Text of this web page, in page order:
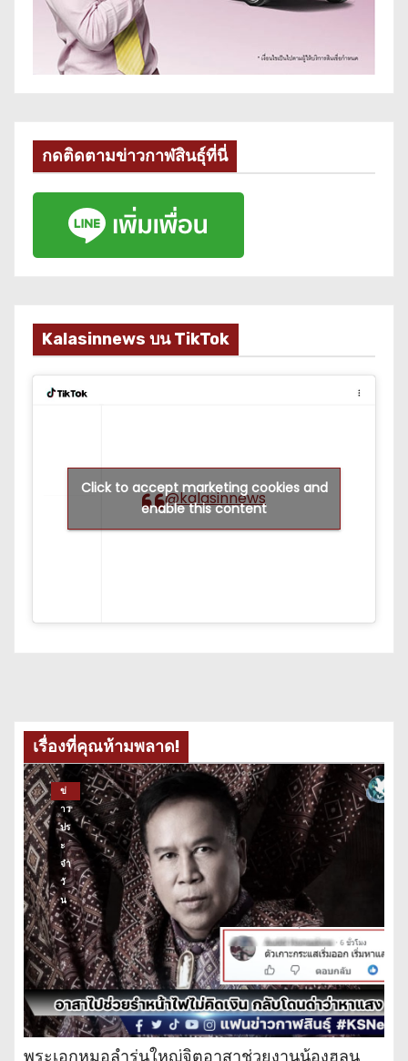
กดติดตามข่าวกาฬสินธุ์ที่นี่
Kalasinnews บน TikTok
@kalasinnews
Click to accept marketing cookies and
enable this content
เรื่องที่คุณห้ามพลาด!
ข่
าว
ปร
ะ
จำ
วั
น
พระเอกหมอลำรุ่นใหญ่จิตอาสาช่วยงานน้องฮลุน